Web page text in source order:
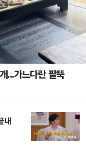
...가느다란 팔뚝
내